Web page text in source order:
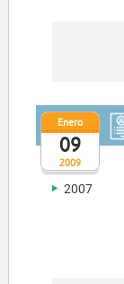
2009
Enero
09
2007